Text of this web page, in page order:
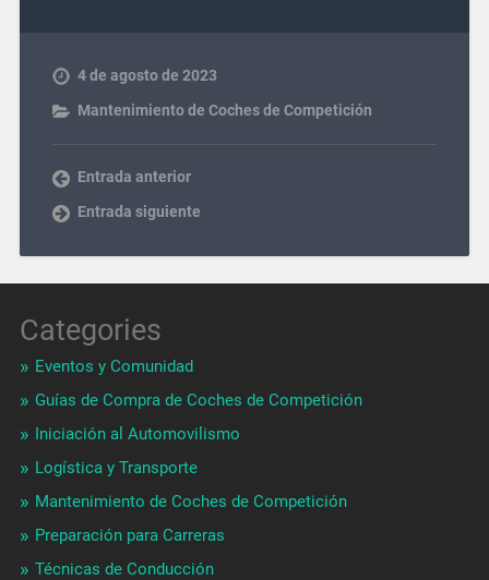
4 de agosto de 2023
Mantenimiento de Coches de Competición
Entrada anterior
Entrada siguiente
Categories
Eventos y Comunidad
Guías de Compra de Coches de Competición
Iniciación al Automovilismo
Logística y Transporte
Mantenimiento de Coches de Competición
Preparación para Carreras
Técnicas de Conducción